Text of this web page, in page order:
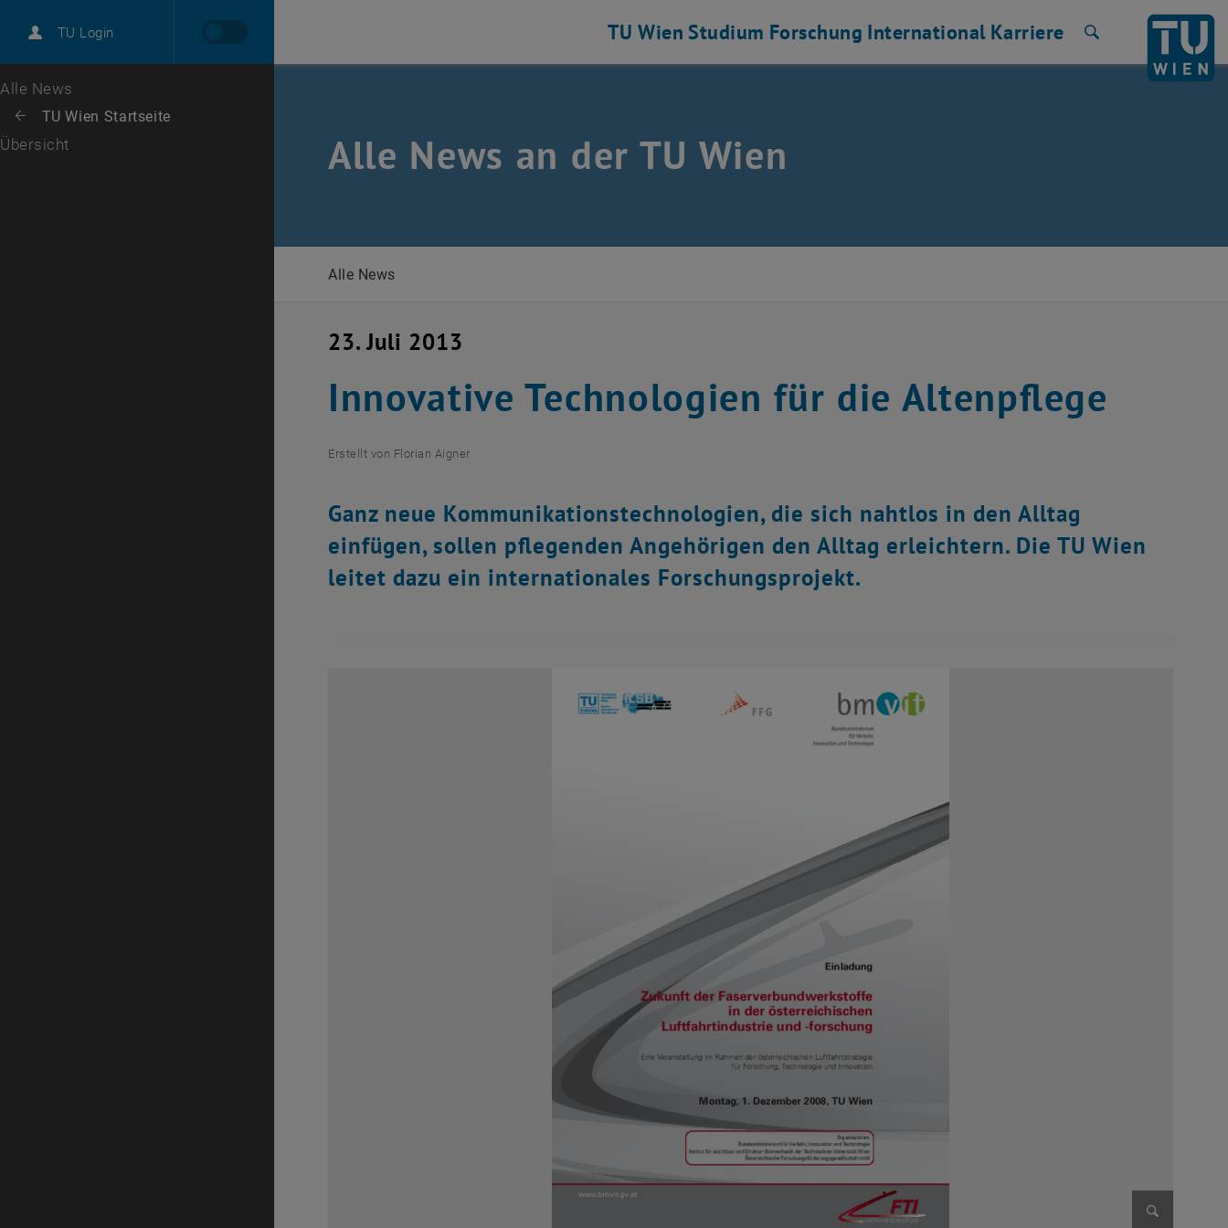
TU Login
Karriere
Zur 1. Menü Ebene
Alle News
Zurück: Subseiten von TU Wien Startseite auflisten
Zurück zur letzten Ebene:
TU Wien Startseite
Übersicht
TU Wien Studium Forschung International Karriere
Alle News an der TU Wien
Alle News
23. Juli 2013
Innovative Technologien für die Altenpflege
Erstellt von Florian Aigner
Ganz neue Kommunikationstechnologien, die sich nahtlos in den Alltag
einfügen, sollen pflegenden Angehörigen den Alltag erleichtern. Die TU Wien
leitet dazu ein internationales Forschungsprojekt.